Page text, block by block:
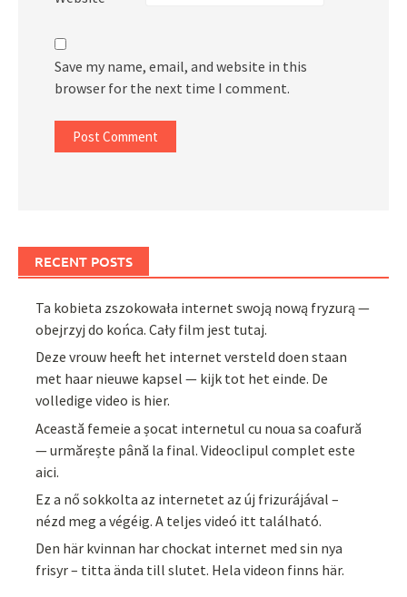
Save my name, email, and website in this
browser for the next time I comment.
RECENT POSTS
Ta kobieta zszokowała internet swoją nową fryzurą —
obejrzyj do końca. Cały film jest tutaj.
Deze vrouw heeft het internet versteld doen staan
met haar nieuwe kapsel — kijk tot het einde. De
volledige video is hier.
Această femeie a șocat internetul cu noua sa coafură
— urmărește până la final. Videoclipul complet este
aici.
Ez a nő sokkolta az internetet az új frizurájával –
nézd meg a végéig. A teljes videó itt található.
Den här kvinnan har chockat internet med sin nya
frisyr – titta ända till slutet. Hela videon finns här.